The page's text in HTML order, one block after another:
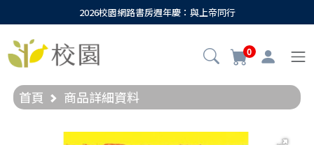
2026校園網路書房週年慶：與上帝同行
0
首頁 商品詳細資料